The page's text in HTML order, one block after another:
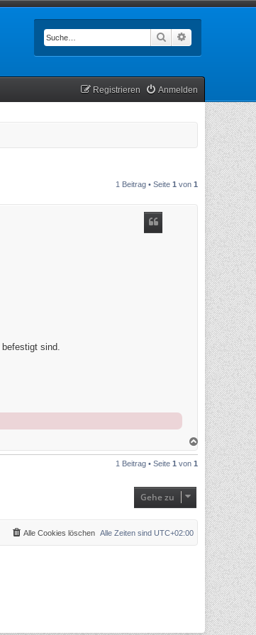
Suche
Anmelden
Registrieren
1 Beitrag • Seite 1 von 1
sind.
N
1 Beitrag • Seite 1 von 1
Gehe zu
Alle Zeiten sind UTC+02:00
Alle Cookies löschen